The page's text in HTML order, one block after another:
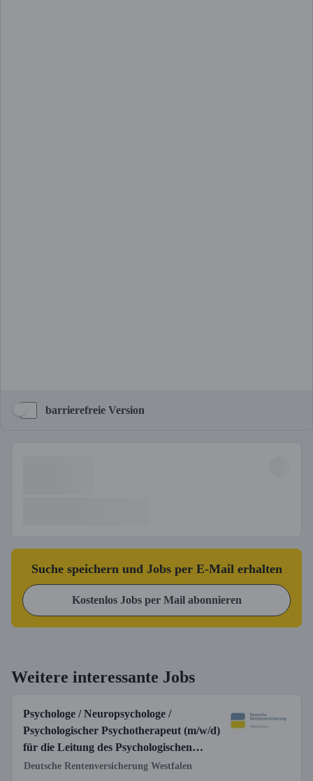
barrierefreie Version
Suche speichern und Jobs per E-Mail erhalten
Kostenlos Jobs per Mail abonnieren
Weitere interessante Jobs
Psychologe / Neuropsychologe /
Psychologischer Psychotherapeut (m/w/d)
für die Leitung des Psychologischen
Dienstes
Deutsche Rentenversicherung Westfalen